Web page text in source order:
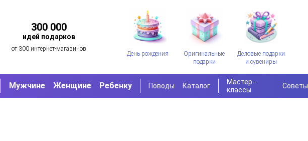
300 000
идей подарков
от 300 интернет-магазинов
День рождения
Оригинальные
подарки
Деловые подарки
и сувениры
Мужчине Женщине Ребенку Поводы Каталог
Мастер-
классы
Советы